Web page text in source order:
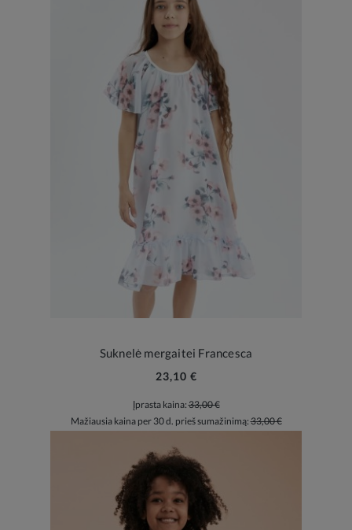
Suknelė mergaitei Francesca
23,10 €
Įprasta kaina:33,00 €
Mažiausia kaina per 30 d. prieš sumažinimą:33,00 €